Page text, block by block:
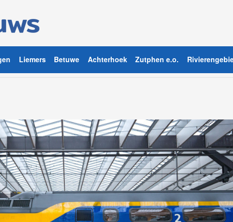
Liemers Betuwe Achterhoek Zutphen e.o.